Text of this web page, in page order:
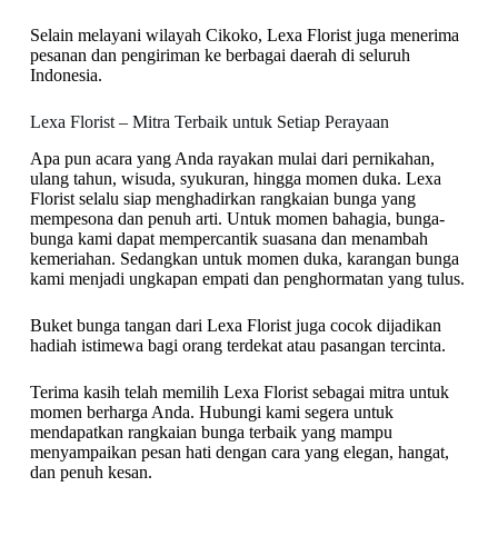
Selain melayani wilayah Cikoko, Lexa Florist juga menerima
pesanan dan pengiriman ke berbagai daerah di seluruh
Indonesia.
Lexa Florist – Mitra Terbaik untuk Setiap Perayaan
Apa pun acara yang Anda rayakan mulai dari pernikahan,
ulang tahun, wisuda, syukuran, hingga momen duka. Lexa
Florist selalu siap menghadirkan rangkaian bunga yang
mempesona dan penuh arti. Untuk momen bahagia, bunga-
bunga kami dapat mempercantik suasana dan menambah
kemeriahan. Sedangkan untuk momen duka, karangan bunga
kami menjadi ungkapan empati dan penghormatan yang tulus.
Buket bunga tangan dari Lexa Florist juga cocok dijadikan
hadiah istimewa bagi orang terdekat atau pasangan tercinta.
Terima kasih telah memilih Lexa Florist sebagai mitra untuk
momen berharga Anda. Hubungi kami segera untuk
mendapatkan rangkaian bunga terbaik yang mampu
menyampaikan pesan hati dengan cara yang elegan, hangat,
dan penuh kesan.